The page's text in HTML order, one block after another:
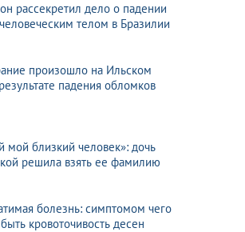
рассекретил дело о падении
телом в Бразилии
произошло на Ильском
падения обломков
мой близкий человек»: дочь
решила взять ее фамилию
болезнь: симптомом чего
кровоточивость десен